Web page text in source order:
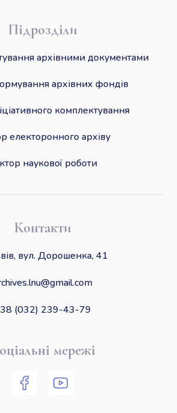
Підрозділи
архівними документами
архівних фондів
комплектування
електоронного архіву
наукової роботи
Контакти
вул. Дорошенка, 41
(032) 239-43-79
мережі